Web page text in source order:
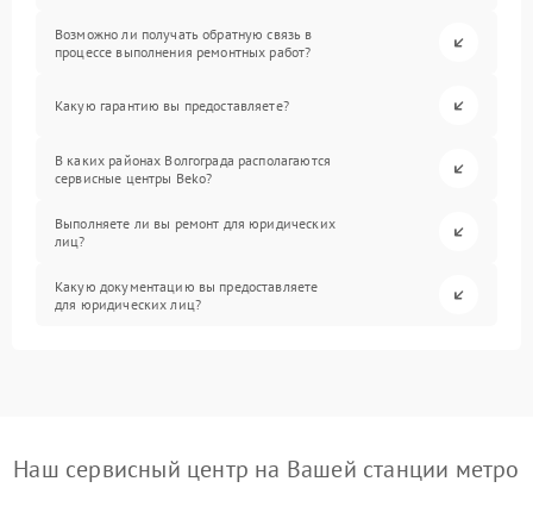
Возможно ли получать обратную связь в
процессе выполнения ремонтных работ?
Какую гарантию вы предоставляете?
В каких районах Волгограда располагаются
сервисные центры Beko?
Выполняете ли вы ремонт для юридических
лиц?
Какую документацию вы предоставляете
для юридических лиц?
Наш сервисный центр на Вашей станции метро